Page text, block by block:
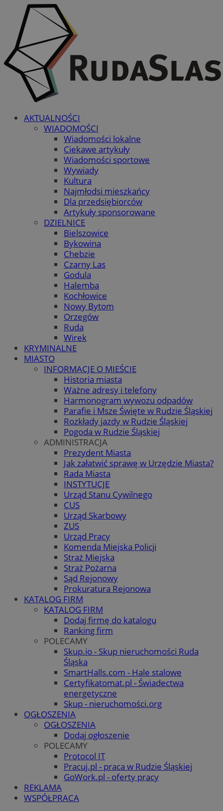
AKTUALNOŚCI
WIADOMOŚCI
Wiadomości lokalne
Ciekawe artykuły
Wiadomości sportowe
Wywiady
Kultura
Najmłodsi mieszkańcy
Dla przedsiębiorców
Artykuły sponsorowane
DZIELNICE
Bielszowice
Bykowina
Chebzie
Czarny Las
Godula
Halemba
Kochłowice
Nowy Bytom
Orzegów
Ruda
Wirek
KRYMINALNE
MIASTO
INFORMACJE O MIEŚCIE
Historia miasta
Ważne adresy i telefony
Harmonogram wywozu odpadów
Parafie i Msze Święte w Rudzie Śląskiej
Rozkłady jazdy w Rudzie Śląskiej
Pogoda w Rudzie Śląskiej
ADMINISTRACJA
Prezydent Miasta
Jak załatwić sprawę w Urzędzie Miasta?
Rada Miasta
INSTYTUCJE
Urząd Stanu Cywilnego
CUS
Urząd Skarbowy
ZUS
Urząd Pracy
Komenda Miejska Policji
Straż Miejska
Straż Pożarna
Sąd Rejonowy
Prokuratura Rejonowa
KATALOG FIRM
KATALOG FIRM
Dodaj firmę do katalogu
Ranking firm
POLECAMY
Skup.io - Skup nieruchomości Ruda
Śląska
SmartHalls.com - Hale stalowe
Certyfikatomat.pl - Świadectwa
energetyczne
Skup - nieruchomości.org
OGŁOSZENIA
OGŁOSZENIA
Dodaj ogłoszenie
POLECAMY
Protocol IT
Pracuj.pl - praca w Rudzie Śląskiej
GoWork.pl - oferty pracy
REKLAMA
WSPÓŁPRACA